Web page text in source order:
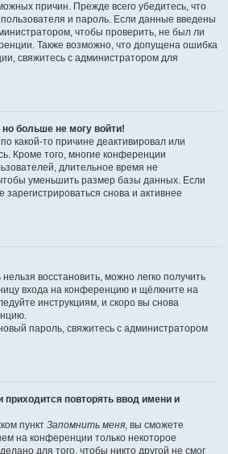
причин. Прежде всего убедитесь, что
и пароль. Если данные введены
чтобы проверить, не был ли
Также возможно, что допущена ошибка
свяжитесь с администратором для
больше не могу войти!
какой-то причине деактивировал или
Кроме того, многие конференции
длительное время не
уменьшить размер базы данных. Если
снова и активнее
восстановить, можно легко получить
входа на конференцию и щёлкните на
инструкциям, и скоро вы снова
пароль, свяжитесь с администратором
повторять ввод имени и
пункт Запомнить меня, вы сможете
на конференции только некоторое
для того, чтобы никто другой не смог